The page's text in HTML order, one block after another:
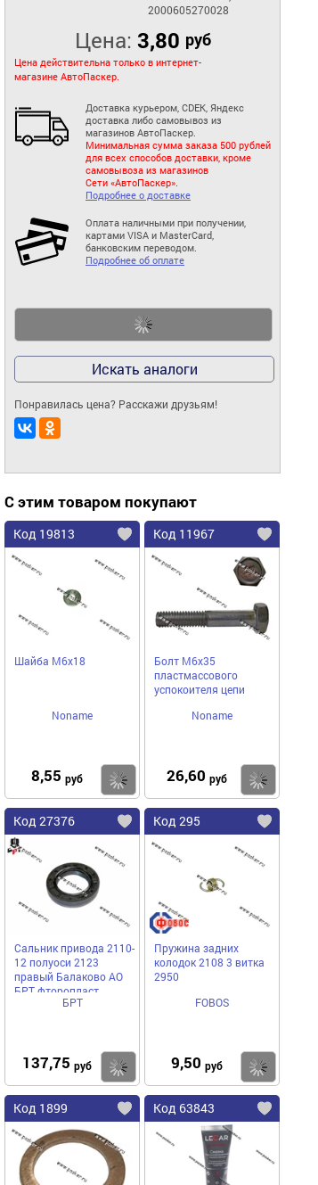
2000605270028
Цена: 3,80 руб
Цена действительна только в интернет-
магазине АвтоПаскер.
Доставка курьером, CDEK, Яндекс
доставка либо самовывоз из
магазинов АвтоПаскер.
Минимальная сумма заказа 500 рублей
для всех способов доставки, кроме
самовывоза из магазинов
Сети «АвтоПаскер».
Подробнее о доставке
Оплата наличными при получении,
картами VISA и MasterCard,
банковским переводом.
Подробнее об оплате
Искать аналоги
Понравилась цена? Расскажи друзьям!
С этим товаром покупают
Код 19813
Шайба М6х18
Noname
8,55 руб Купить
Код 11967
Болт М6х35
пластмассового
успокоителя цепи
Noname
26,60 руб
Код 27376
Сальник привода 2110-
12 полуоси 2123
правый Балаково АО
БРТ фторопласт
БРТ
137,75 руб Купить
Код 295
Пружина задних
колодок 2108 3 витка
2950
FOBOS
9,50 руб
Код 1899 Код 63843